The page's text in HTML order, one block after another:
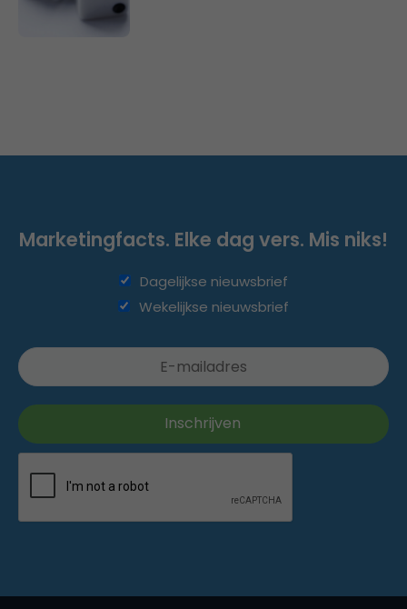
Marketingfacts. Elke dag vers. Mis niks!
Dagelijkse nieuwsbrief
Wekelijkse nieuwsbrief